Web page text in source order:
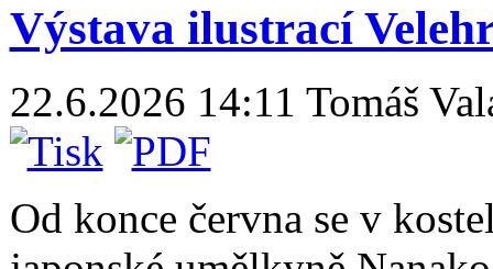
Výstava ilustrací
22.6.2026 14:11 Tomáš
Od konce června se v